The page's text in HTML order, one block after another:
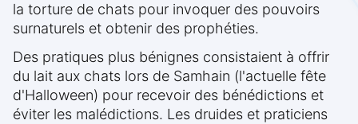
la torture de chats pour invoquer des pouvoirs
surnaturels et obtenir des prophéties.
Des pratiques plus bénignes consistaient à offrir
du lait aux chats lors de Samhain (l'actuelle fête
d'Halloween) pour recevoir des bénédictions et
éviter les malédictions. Les druides et praticiens